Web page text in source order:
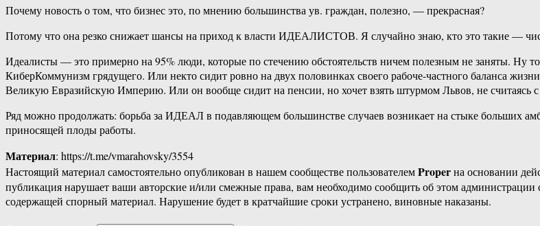
Почему новость о том, что бизнес это, по мнению большинства ув. граждан, полезно, — прекрасная?
Потому что она резко снижает шансы на приход к власти ИДЕАЛИСТОВ. Я случайно знаю, кто это такие —
Идеалисты — это примерно на 95% люди, которые по стечению обстоятельств ничем полезным не заняты. Ну
КиберКоммунизм грядущего. Или некто сидит ровно на двух половинках своего рабоче-частного баланса
Великую Евразийскую Империю. Или он вообще сидит на пенсии, но хочет взять штурмом Львов, не считаясь
Ряд можно продолжать: борьба за ИДЕАЛ в подавляющем большинстве случаев возникает на стыке больших
приносящей плоды работы.
Материал: https://t.me/vmarahovsky/3554
Настоящий материал самостоятельно опубликован в нашем сообществе пользователемProperна основании
публикация нарушает ваши авторские и/или смежные права, вам необходимо сообщить об этом
содержащей спорный материал. Нарушение будет в кратчайшие сроки устранено, виновные наказаны.